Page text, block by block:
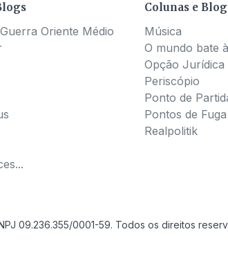
Oriente Médio
Colunas e
Música
O mundo bate
Opção Jurídica
Periscópio
Ponto de
Pontos de Fuga
Realpolitik
09.236.355/0001-59. Todos os direitos